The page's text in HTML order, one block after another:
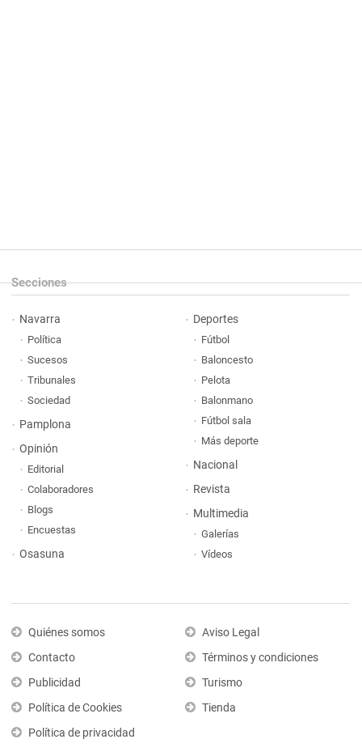
Secciones
Navarra
Política
Sucesos
Tribunales
Sociedad
Pamplona
Opinión
Editorial
Colaboradores
Blogs
Encuestas
Osasuna
Deportes
Fútbol
Baloncesto
Pelota
Balonmano
Fútbol sala
Más deporte
Nacional
Revista
Multimedia
Galerías
Vídeos
Quiénes somos
Contacto
Publicidad
Política de Cookies
Política de privacidad
Aviso Legal
Términos y condiciones
Turismo
Tienda